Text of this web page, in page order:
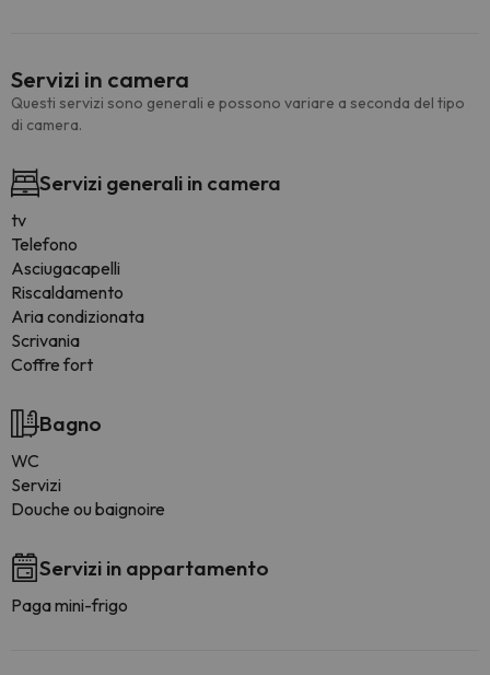
Servizi in camera
Questi servizi sono generali e possono variare a seconda del tipo
di camera.
Servizi generali in camera
tv
Telefono
Asciugacapelli
Riscaldamento
Aria condizionata
Scrivania
Coffre fort
Bagno
WC
Servizi
Douche ou baignoire
Servizi in appartamento
Paga mini-frigo